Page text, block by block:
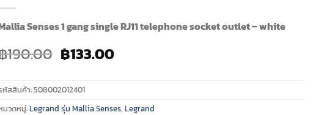
Senses 1 gang single RJ11 telephone socket outlet – white
190.00 Original
was:
฿190.00.
฿133.00Current
is:
฿133.00.
หัสสินค้า:508002012401
มวดหมู่:Legrand รุ่น Mallia Senses, Legrand